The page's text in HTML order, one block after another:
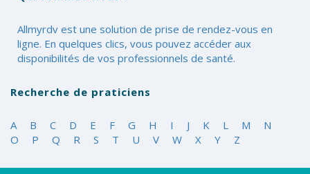
Allmyrdv est une solution de prise de rendez-vous en
ligne. En quelques clics, vous pouvez accéder aux
disponibilités de vos professionnels de santé.
Recherche de praticiens
A B C D E F G H I J K L M
N
O
P Q R S T U V W X Y Z